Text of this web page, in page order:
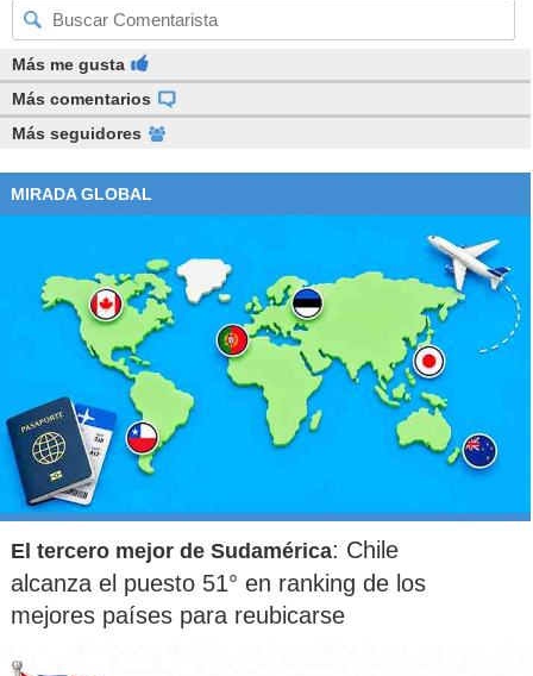
Más me gusta
Más comentarios
Más seguidores
MIRADA GLOBAL
El tercero mejor de Sudamérica: Chile
alcanza el puesto 51° en ranking de los
mejores países para reubicarse